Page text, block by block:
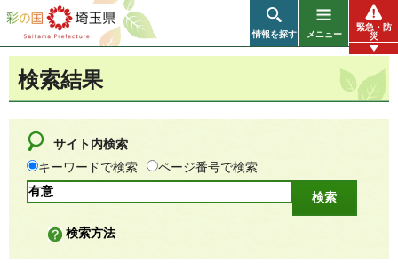
彩の国 埼玉県
情報を探す メニュー
緊急・防
災
検索結果
サイト内検索
キーワードで検索
ページ番号で検索
検索方法